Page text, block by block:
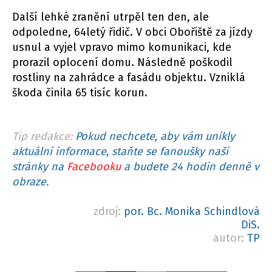
Další lehké zranění utrpěl ten den, ale
odpoledne, 64letý řidič. V obci Obořiště za jízdy
usnul a vyjel vpravo mimo komunikaci, kde
prorazil oplocení domu. Následně poškodil
rostliny na zahrádce a fasádu objektu. Vzniklá
škoda činila 65 tisíc korun.
Tip redakce: Pokud nechcete, aby vám unikly
aktuální informace, staňte se fanoušky naší
stránky na Facebookua budete 24 hodin denně v
obraze.
zdroj: por. Bc. Monika Schindlová
DiS.
autor: TP